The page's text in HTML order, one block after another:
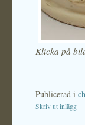
Klicka på
Publicerad i
Skriv ut inlägg